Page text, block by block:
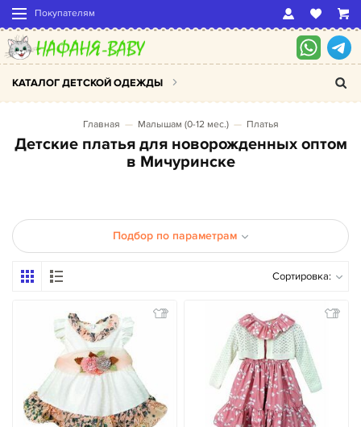
Покупателям
КАТАЛОГ ДЕТСКОЙ ОДЕЖДЫ
Главная Малышам (0-12 мес.) Платья
Детские платья для новорожденных оптом
в Мичуринске
Подбор по параметрам
Сортировка: